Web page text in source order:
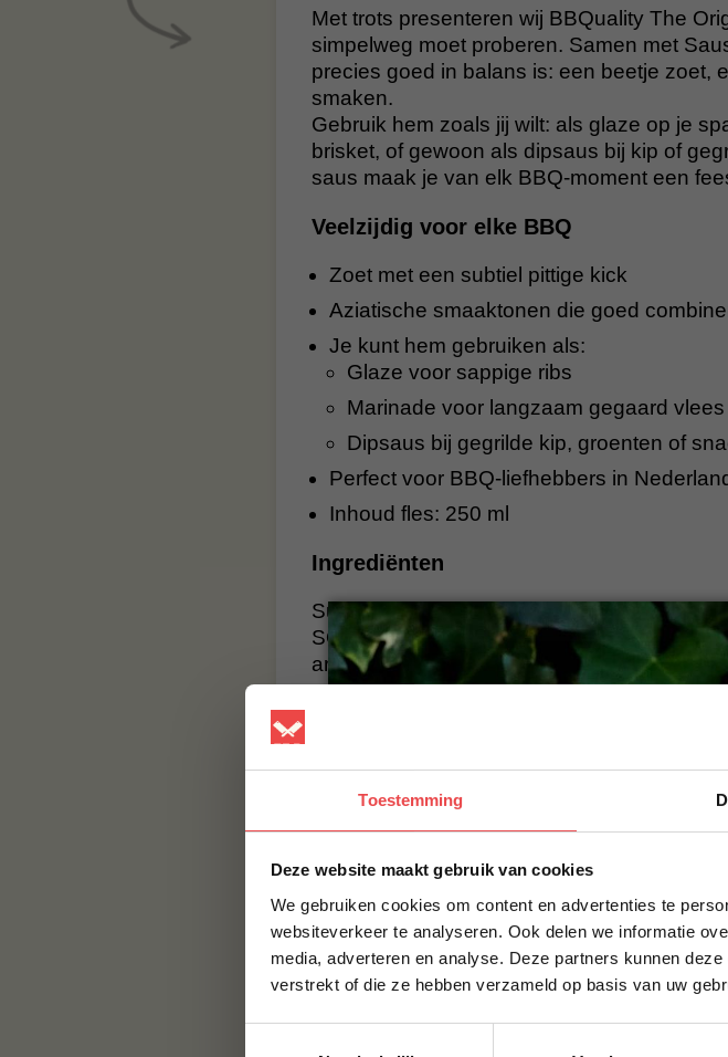
Toestemming
Deze website maakt gebruik van cookies
We gebruiken cookies om content en advertenties te
websiteverkeer te analyseren. Ook delen we informatie
media, adverteren en analyse. Deze partners kunnen
verstrekt of die ze hebben verzameld op basis van uw
Met trots presenteren wij BBQuality The
simpelweg moet proberen. Samen met
precies goed in balans is: een beetje zoet,
smaken.
Gebruik hem zoals jij wilt: als glaze op je
brisket, of gewoon als dipsaus bij kip of
saus maak je van elk BBQ-moment een
Veelzijdig voor elke BBQ
Zoet met een subtiel pittige kick
Aziatische smaaktonen die goed
Je kunt hem gebruiken als:
Glaze voor sappige ribs
Marinade voor langzaam gegaard
Dipsaus bij gegrilde kip, groenten of
Perfect voor BBQ-liefhebbers in
Inhoud fles: 250 ml
Ingrediënten
Suiker, water, invertstroop, azijn, tomaat,
SOJAbonen, TARWE (GLUTEN), zout,
aroma's, voedingszuren (melkzuur,
suikersiroop, karamel),
Koolhydraten: 46,4 g (waarvan 42,6 g
Eiwit: 0,5 g
Zout: 1,95 g
Gebruik en combinaties
BBQuality The Original past bij bijna alles